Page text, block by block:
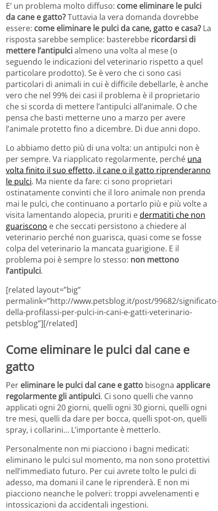
E’ un problema molto diffuso: come eliminare le pulci
da cane e gatto?Tuttavia la vera domanda dovrebbe
essere: come eliminare le pulci da cane, gatto e casa? La
risposta sarebbe semplice: basterebbe ricordarsi di
mettere l’antipulcialmeno una volta al mese (o
seguendo le indicazioni del veterinario rispetto a quel
particolare prodotto). Se è vero che ci sono casi
particolari di animali in cui è difficile debellarle, è anche
vero che nel 99% dei casi il problema è il proprietario
che si scorda di mettere l’antipulci all’animale. O che
pensa che basti metterne uno a marzo per avere
l’animale protetto fino a dicembre. Di due anni dopo.
Lo abbiamo detto più di una volta: un antipulci non è
per sempre. Va riapplicato regolarmente, perché una
volta finito il suo effetto, il cane o il gatto riprenderanno
le pulci. Ma niente da fare: ci sono proprietari
ostinatamente convinti che il loro animale non prenda
mai le pulci, che continuano a portarlo più e più volte a
visita lamentando alopecia, pruriti edermatiti che non
guariscono e che seccati persistono a chiedere al
veterinario perché non guarisca, quasi come se fosse
colpa del veterinario la mancata guarigione. E il
problema poi è sempre lo stesso: non mettono
l’antipulci.
[related layout=”big”
permalink=”http://www.petsblog.it/post/99682/
della-profilassi-per-pulci-in-cani-e-gatti-veterinario-
petsblog”][/related]
Come eliminare le pulci dal cane e
gatto
Per eliminare le pulci dal cane e gatto bisogna applicare
regolarmente gli antipulci. Ci sono quelli che vanno
applicati ogni 20 giorni, quelli ogni 30 giorni, quelli ogni
tre mesi, quelli da dare per bocca, quelli spot-on, quelli
spray, i collarini… L’importante è metterlo.
Personalmente non mi piacciono i bagni medicati:
eliminano le pulci sul momento, ma non sono protettivi
nell’immediato futuro. Per cui avrete tolto le pulci di
adesso, ma domani il cane le riprenderà. E non mi
piacciono neanche le polveri: troppi avvelenamenti e
intossicazioni da accidentali ingestioni.